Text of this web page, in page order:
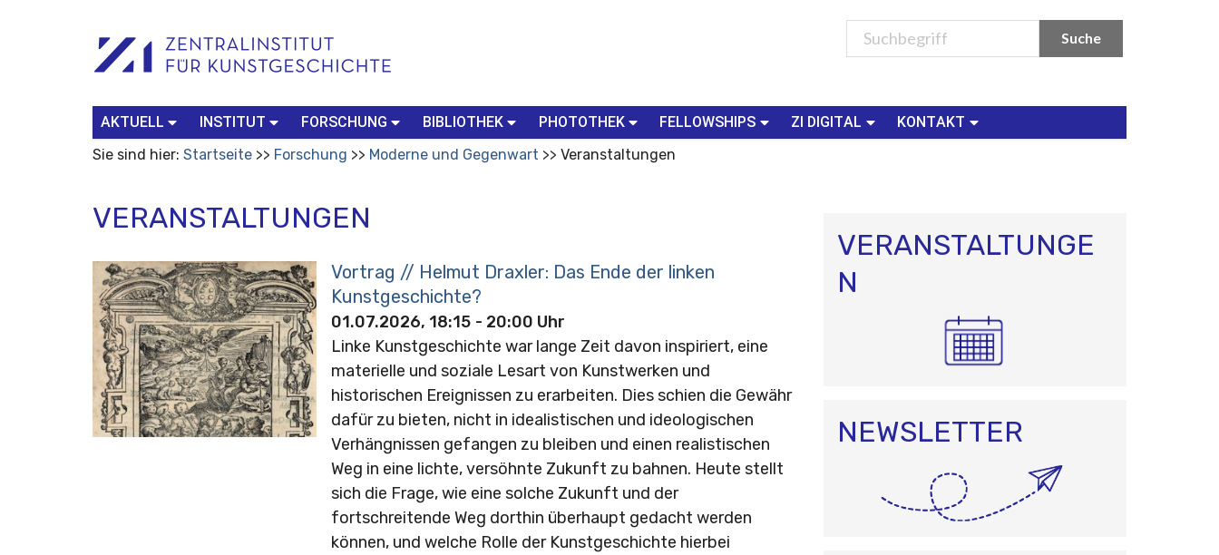
Werkzeuge
Search…
AKTUELL INSTITUT FORSCHUNG BIBLIOTHEK PHOTOTHEK FELLOWSHIPS ZI DIGITAL
KONTAKT
Sie sind hier: Startseite Forschung Moderne und Gegenwart Veranstaltungen
VERANSTALTUNGEN
Vortrag // Helmut Draxler: Das Ende der linken
Kunstgeschichte?
01.07.2026, 18:15 - 20:00 Uhr
Linke Kunstgeschichte war lange Zeit davon inspiriert, eine
materielle und soziale Lesart von Kunstwerken und
historischen Ereignissen zu erarbeiten. Dies schien die Gewähr
dafür zu bieten, nicht in idealistischen und ideologischen
Verhängnissen gefangen zu bleiben und einen realistischen
Weg in eine lichte, versöhnte Zukunft zu bahnen. Heute stellt
sich die Frage, wie eine solche Zukunft und der
fortschreitende Weg dorthin überhaupt gedacht werden
können, und welche Rolle der Kunstgeschichte hierbei
VERANSTALTUNGE
N
NEWSLETTER